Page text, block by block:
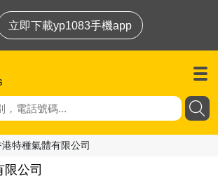
立即下載yp1083手機app
特種氣體有限公司
公司